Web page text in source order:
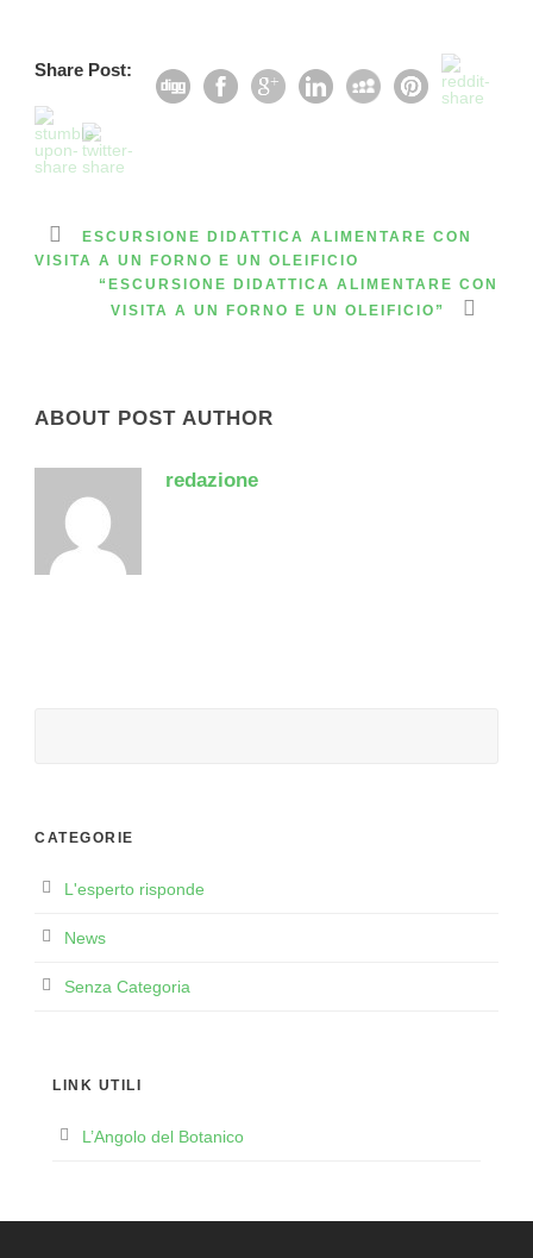
Share Post:
ESCURSIONE DIDATTICA ALIMENTARE CON
VISITA A UN FORNO E UN OLEIFICIO
“ESCURSIONE DIDATTICA ALIMENTARE CON
VISITA A UN FORNO E UN OLEIFICIO”
ABOUT POST AUTHOR
redazione
CATEGORIE
L'esperto risponde
News
Senza Categoria
LINK UTILI
L’Angolo del Botanico